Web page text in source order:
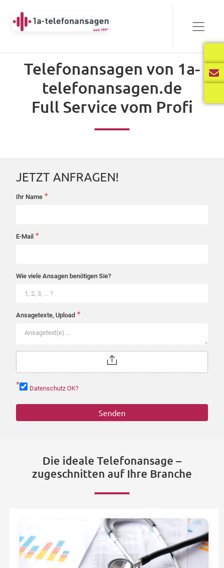
Bewährt
Player
00:00
Player
Telefonansagen von 1a-
telefonansagen.de
Full Service vom Profi
JETZT ANFRAGEN!
startseite-
Ihr Name *
E-Mail *
Wie viele Ansagen benötigen Sie?
Ansagetexte, Upload *
* Datenschutz OK?
Senden
Die ideale Telefonansage –
zugeschnitten auf Ihre Branche